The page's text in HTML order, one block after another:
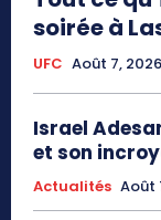
soirée à
UFC Août 7, 2026
Israel
et son
Actualités Août